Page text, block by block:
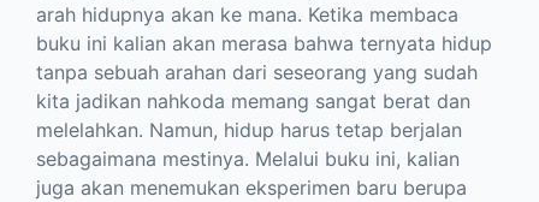
arah hidupnya akan ke mana. Ketika membaca
buku ini kalian akan merasa bahwa ternyata hidup
tanpa sebuah arahan dari seseorang yang sudah
kita jadikan nahkoda memang sangat berat dan
melelahkan. Namun, hidup harus tetap berjalan
sebagaimana mestinya. Melalui buku ini, kalian
juga akan menemukan eksperimen baru berupa